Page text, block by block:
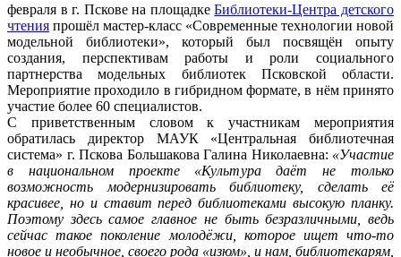
февраля в г. Пскове на площадкеБиблиотеки-Центра детского
чтения прошёл мастер-класс «Современные технологии новой
модельной библиотеки», который был посвящён опыту
создания, перспективам работы и роли социального
партнерства модельных библиотек Псковской области.
Мероприятие проходило в гибридном формате, в нём принято
участие более 60 специалистов.
С приветственным словом к участникам мероприятия
обратилась директор МАУК «Центральная библиотечная
система» г. Пскова Большакова Галина Николаевна: «Участие
в национальном проекте «Культура даёт не только
возможность модернизировать библиотеку, сделать её
красивее, но и ставит перед библиотеками высокую планку.
Поэтому здесь самое главное не быть безразличными, ведь
сейчас такое поколение молодёжи, которое ищет что-то
новое и необычное, своего рода «изюм», и нам, библиотекарям,